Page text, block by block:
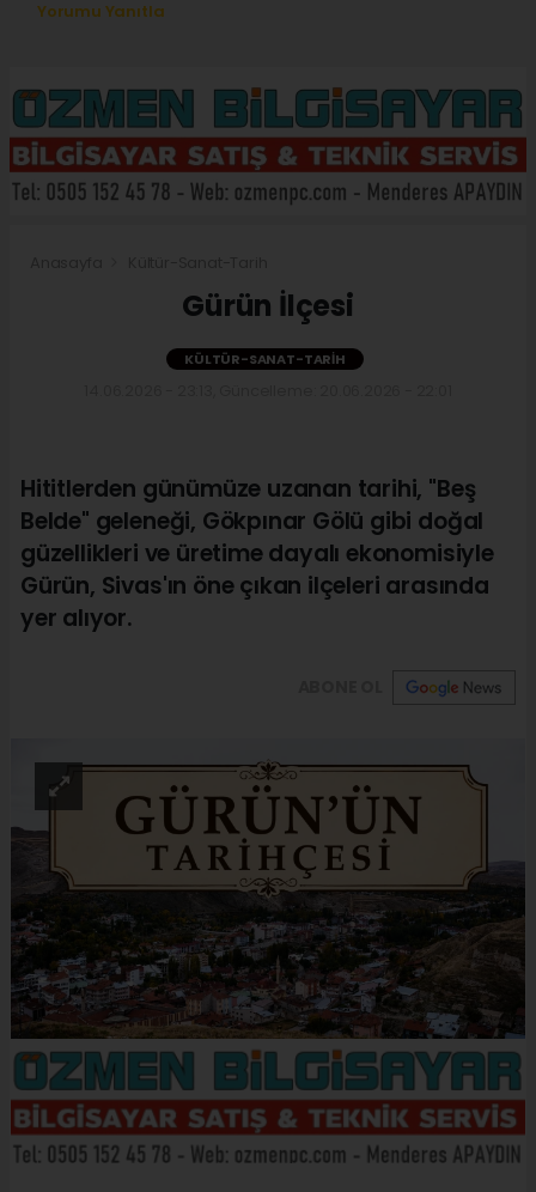
Yorumu Yanıtla
Gürün İlçesi
KÜLTÜR-SANAT-TARIH
Hititlerden günümüze uzanan tarihi, "Beş
Belde" geleneği, Gökpınar Gölü gibi doğal
güzellikleri ve üretime dayalı ekonomisiyle
Gürün, Sivas'ın öne çıkan ilçeleri arasında
yer alıyor.